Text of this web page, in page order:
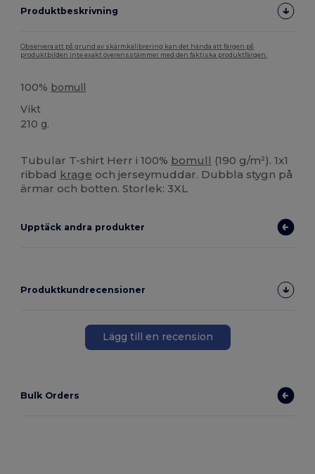
Produktbeskrivning
Observera att på grund av skärmkalibrering kan det hända att färgen på
produktbilden inte exakt överensstämmer med den faktiska produktfärgen.
100% bomull
Vikt
210 g.
Tubular T-shirt Herr i 100% bomull (190 g/m²). 1x1
ribbad krage och jerseymuddar. Dubbla stygn på
ärmar och botten. Storlek: 3XL
Upptäck andra produkter
Produktkundrecensioner
Lägg till en recension
Bulk Orders